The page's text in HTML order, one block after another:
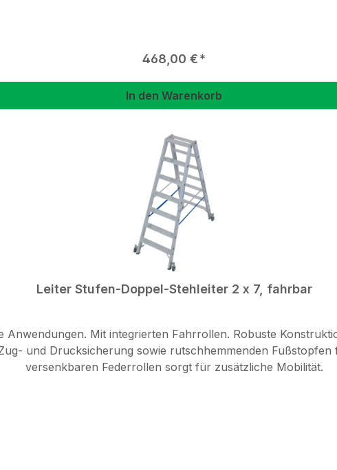
Regulärer Preis:
468,00 €
In den Warenkorb
Leiter Stufen-Doppel-Stehleiter 2 x 7, fahrbar
Mit integrierten Fahrrollen. Robuste
und Drucksicherung sowie rutschhemmenden
versenkbaren Federrollen sorgt für zusätzliche Mobilität.